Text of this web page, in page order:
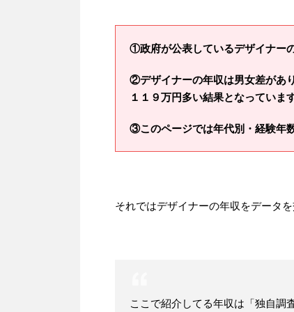
①政府が公表しているデザイナー
②デザイナーの年収は男女差があ
１１９万円多い結果となっています
③このページでは年代別・経験年
それではデザイナーの年収をデータ
ここで紹介してる年収は「独自調